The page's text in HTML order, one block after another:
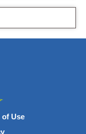
of Use